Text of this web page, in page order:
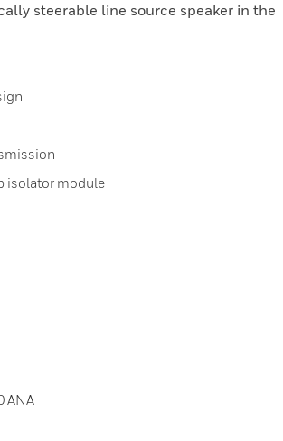
steerable line source speaker in the
isolator module
ANA